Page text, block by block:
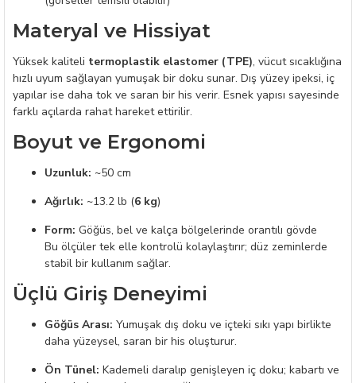
Materyal ve Hissiyat
Yüksek kaliteli termoplastik elastomer (TPE), vücut sıcaklığına
hızlı uyum sağlayan yumuşak bir doku sunar. Dış yüzey ipeksi, iç
yapılar ise daha tok ve saran bir his verir. Esnek yapısı sayesinde
farklı açılarda rahat hareket ettirilir.
Boyut ve Ergonomi
Uzunluk: ~50 cm
Ağırlık: ~13.2 lb (6 kg)
Form: Göğüs, bel ve kalça bölgelerinde orantılı gövde
Bu ölçüler tek elle kontrolü kolaylaştırır; düz zeminlerde
stabil bir kullanım sağlar.
Üçlü Giriş Deneyimi
Göğüs Arası: Yumuşak dış doku ve içteki sıkı yapı birlikte
daha yüzeysel, saran bir his oluşturur.
Ön Tünel: Kademeli daralıp genişleyen iç doku; kabartı ve